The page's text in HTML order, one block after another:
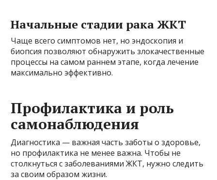
Начальные стадии рака ЖКТ
Чаще всего симптомов нет, но эндоскопия и
биопсия позволяют обнаружить злокачественные
процессы на самом раннем этапе, когда лечение
максимально эффективно.
Профилактика и роль
самонаблюдения
Диагностика — важная часть заботы о здоровье,
но профилактика не менее важна. Чтобы не
столкнуться с заболеваниями ЖКТ, нужно следить
за своим образом жизни.